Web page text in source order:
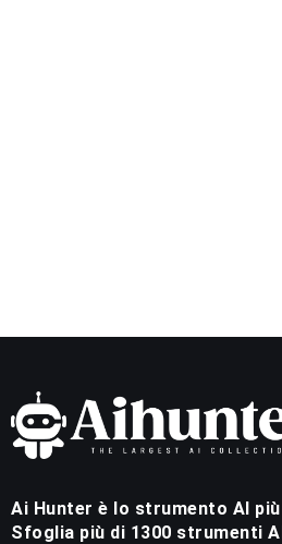
Ai Hunter è lo strumento AI
Sfoglia più di 1300 strumenti